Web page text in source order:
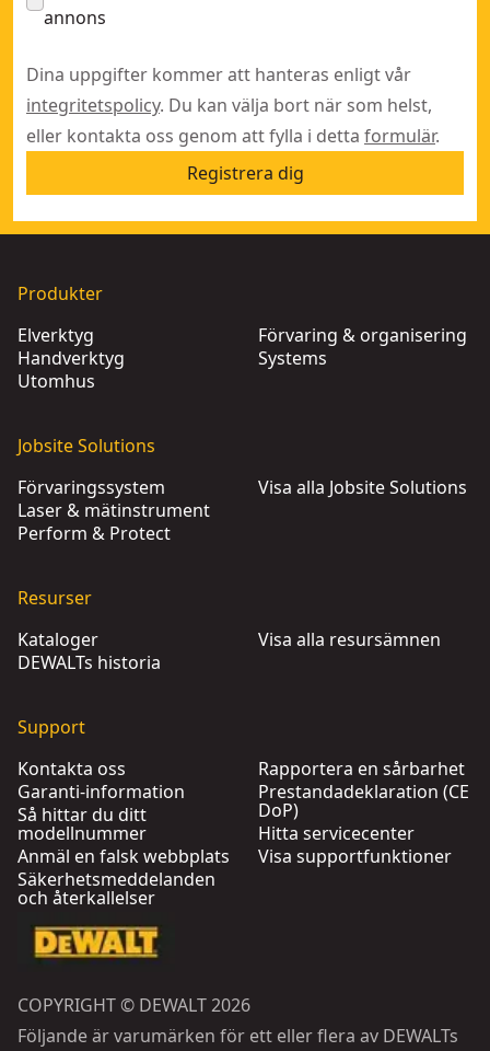
annons
Dina uppgifter kommer att hanteras enligt vår
integritetspolicy. Du kan välja bort när som helst,
eller kontakta oss genom att fylla i detta formulär.
Registrera dig
Produkter
Elverktyg
Handverktyg
Utomhus
Förvaring & organisering
Systems
Jobsite Solutions
Förvaringssystem
Laser & mätinstrument
Perform & Protect
Visa alla Jobsite Solutions
Resurser
Kataloger
DEWALTs historia
Visa alla resursämnen
Support
Kontakta oss
Garanti-information
Så hittar du ditt
modellnummer
Anmäl en falsk webbplats
Säkerhetsmeddelanden
och återkallelser
Rapportera en sårbarhet
Prestandadeklaration (CE
DoP)
Hitta servicecenter
Visa supportfunktioner
COPYRIGHT © DEWALT 2026
Följande är varumärken för ett eller flera av DEWALTs